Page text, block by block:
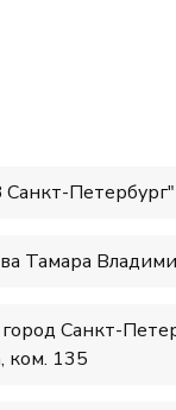
Петербург"
Тамара
Санкт-
ком. 135